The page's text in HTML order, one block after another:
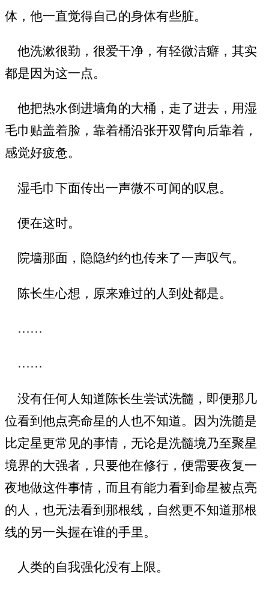
体，他一直觉得自己的身体有些脏。
他洗漱很勤，很爱干净，有轻微洁癖，其实
都是因为这一点。
他把热水倒进墙角的大桶，走了进去，用湿
毛巾贴盖着脸，靠着桶沿张开双臂向后靠着，
感觉好疲惫。
湿毛巾下面传出一声微不可闻的叹息。
便在这时。
院墙那面，隐隐约约也传来了一声叹气。
陈长生心想，原来难过的人到处都是。
……
……
没有任何人知道陈长生尝试洗髓，即便那几
位看到他点亮命星的人也不知道。因为洗髓是
比定星更常见的事情，无论是洗髓境乃至聚星
境界的大强者，只要他在修行，便需要夜复一
夜地做这件事情，而且有能力看到命星被点亮
的人，也无法看到那根线，自然更不知道那根
线的另一头握在谁的手里。
人类的自我强化没有上限。